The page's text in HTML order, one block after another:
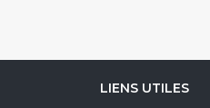
LIENS UTILES